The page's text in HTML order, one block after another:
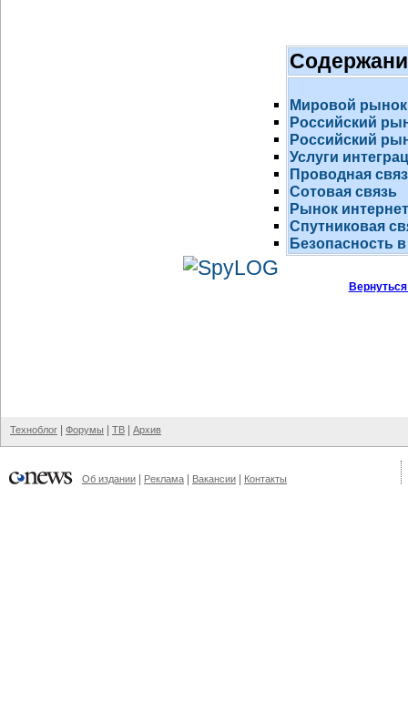
Мировой рынок
Российский
Российский
Услуги
Проводная
Сотовая связь
Рынок
Спутниковая
Безопасность
Техноблог Форумы ТВ Архив
Об издании Реклама Вакансии Контакты